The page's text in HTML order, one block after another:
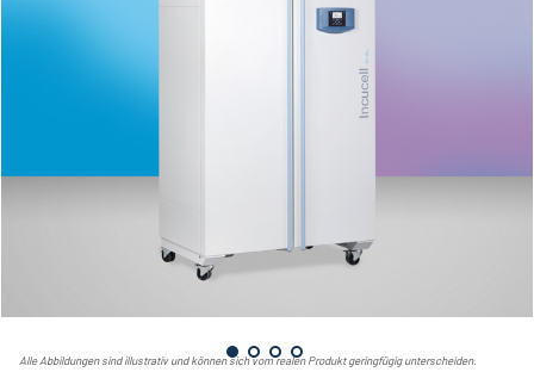
Alle Abbildungen sind illustrativ und können sich vom realen Produkt geringfügig unterscheiden.